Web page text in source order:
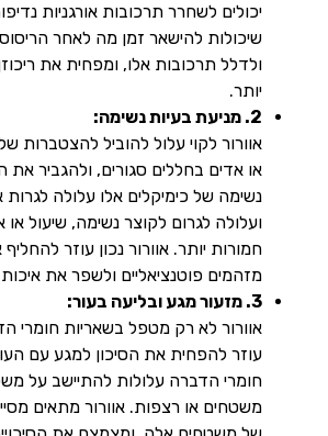
שיכולות להישאר זמן מה לאחר הריסוס.
ולדלל תרכובות אלו, ומפחית את
יותר.
2. מניעת בעיות נשימה:
אוורור לקוי עלול להוביל להצטברות
או אדים בחללים סגורים, ולהגביר את
נשימה של כימיקלים אלו עלולה
ועלולה לגרום לקוצר נשימה, שיעול או
חמורות יותר. אוורור נכון עוזר
מזהמים פוטנציאליים ולשפר את
3. מזעור מגע ובליעה בעור:
אוורור לא רק מטפל בשאריות חומרי
עוזר להפחית את הסיכון למגע עם
חומרי הדברה עלולות להתיישב על
משטחים או רצפות. אוורור מתאים